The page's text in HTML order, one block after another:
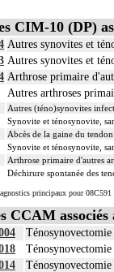
CIM-10 (DP)
Autres synovites et
Autres synovites et
Arthrose primaire
Autres arthroses
Autres (téno)synovites
Synovite et ténosynovite,
Abcès de la gaine du
Synovite et ténosynovite,
Arthrose primaire d'autres
Déchirure spontanée des
principaux pour 08C591
CCAM